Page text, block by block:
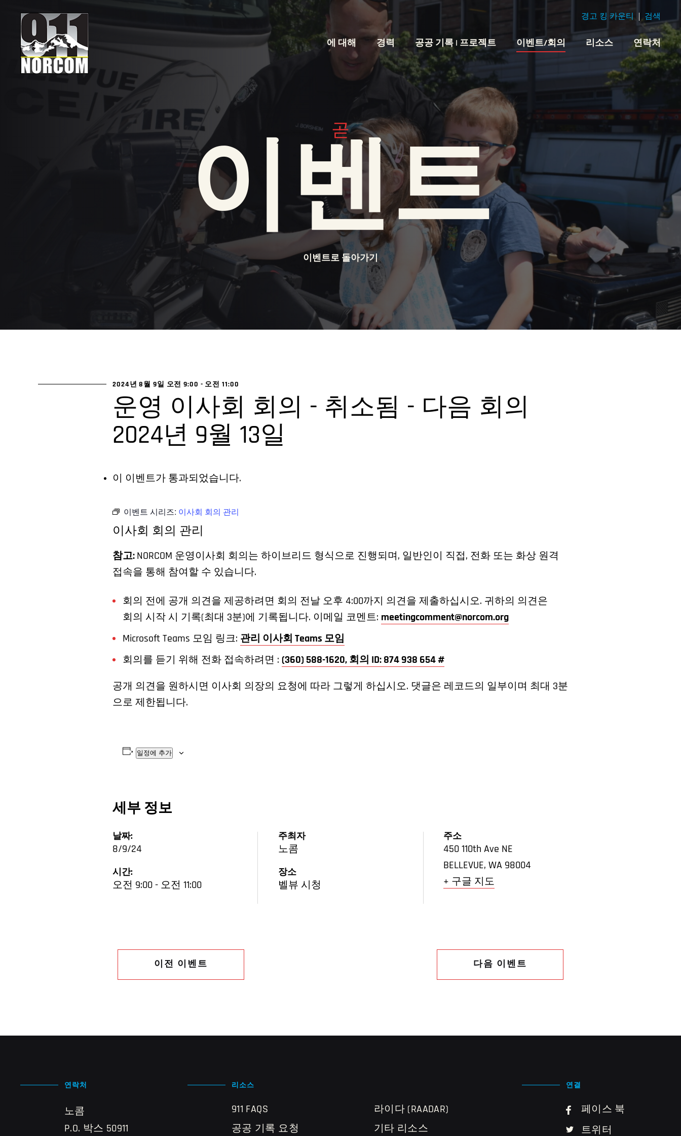
에 대해 경력 공공 기록 | 프로젝트 이벤트/회의 리소스 연락처
경고 킹 카운티 검색
곧
이벤트
이벤트로 돌아가기
2024년 8월 9일 오전 9:00 - 오전 11:00
운영 이사회 회의 - 취소됨 - 다음 회의
2024년 9월 13일
이 이벤트가 통과되었습니다.
이벤트 시리즈: 이사회 회의 관리
이사회 회의 관리
참고: NORCOM 운영이사회 회의는 하이브리드 형식으로 진행되며, 일반인이 직접, 전화 또는 화상 원격
접속을 통해 참여할 수 있습니다.
회의 전에 공개 의견을 제공하려면 회의 전날 오후 4:00까지 의견을 제출하십시오. 귀하의 의견은
회의 시작 시 기록(최대 3분)에 기록됩니다. 이메일 코멘트: meetingcomment@norcom.org
Microsoft Teams 모임 링크: 관리 이사회 Teams 모임
회의를 듣기 위해 전화 접속하려면 : (360) 588-1620, 회의 ID: 874 938 654 #
공개 의견을 원하시면 이사회 의장의 요청에 따라 그렇게 하십시오. 댓글은 레코드의 일부이며 최대 3분
으로 제한됩니다.
일정에 추가
세부 정보
날짜:
8/9/24
시간:
오전 9:00 - 오전 11:00
주최자
노콤
장소
벨뷰 시청
주소
450 110th Ave NE
BELLEVUE, WA 98004
+ 구글 지도
이전 이벤트 다음 이벤트
연락처
노콤
P.O. 박스 50911
리소스
911 FAQS
공공 기록 요청
라이다 (RAADAR)
기타 리소스
연결
페이스 북
트위터